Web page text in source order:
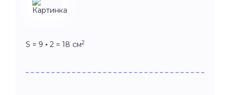
S = 9 • 2 = 18 см2